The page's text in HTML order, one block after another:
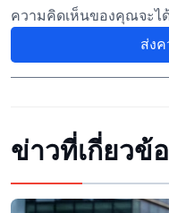
ความคิดเห็นของคุณจะไ
ส่ง
ข่าวที่เกี่ยวข้